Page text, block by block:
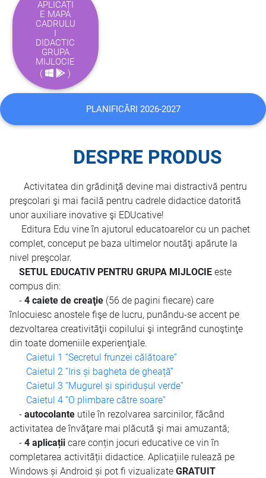
APLICAȚI
E MAPA
CADRULU
I
DIDACTIC
GRUPA
MIJLOCIE
(
)
PLANIFICĂRI 2026-2027
DESPRE PRODUS
Activitatea din grădiniţă devine mai distractivă pentru
preşcolari şi mai facilă pentru cadrele didactice datorită
unor auxiliare inovative şi EDUcative!
Editura Edu vine în ajutorul educatoarelor cu un pachet
complet, conceput pe baza ultimelor noutăţi apărute la
nivel preşcolar.
SETUL EDUCATIV PENTRU GRUPA MIJLOCIE este
compus din:
- 4 caiete de creaţie (56 de pagini fiecare) care
înlocuiesc anostele fişe de lucru, punându-se accent pe
dezvoltarea creativităţii copilului şi integrând cunoştinţe
din toate domeniile experienţiale.
Caietul 1 ”Secretul frunzei călătoare”
Caietul 2 ”Iris și bagheta de gheață”
Caietul 3 ”Mugurel și spiridușul verde”
Caietul 4 ”O plimbare către soare”
- autocolante utile în rezolvarea sarcinilor, făcând
activitatea de învăţare mai plăcută şi mai amuzantă;
- 4 aplicații care conțin jocuri educative ce vin în
completarea activității didactice. Aplicațiile rulează pe
Windows și Android și pot fi vizualizate GRATUIT